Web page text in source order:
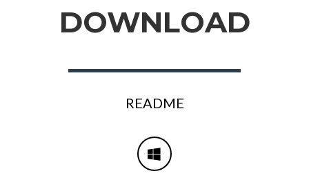
DOWNLOAD
README